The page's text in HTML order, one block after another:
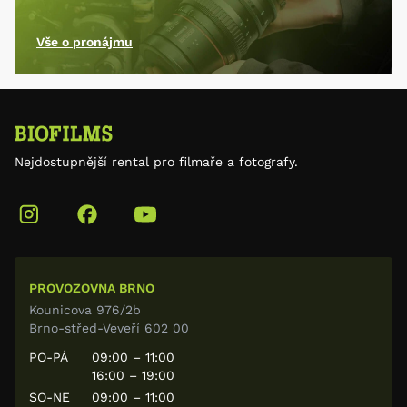
Vše o pronájmu
Nejdostupnější rental pro filmaře a fotografy.
PROVOZOVNA BRNO
Kounicova 976/2b
Brno-střed-Veveří 602 00
PO-PÁ
09:00 – 11:00
16:00 – 19:00
SO-NE
09:00 – 11:00